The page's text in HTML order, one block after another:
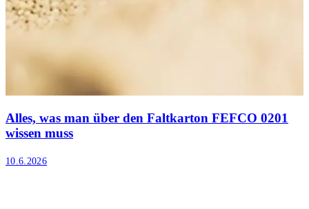
Alles, was man über den Faltkarton FEFCO 0201
wissen muss
10.6.2026